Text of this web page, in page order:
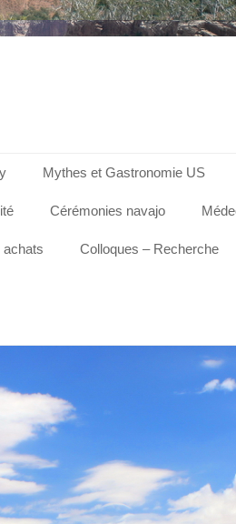
Mythes et Gastronomie US
Cérémonies navajo
achats Colloques – Recherche